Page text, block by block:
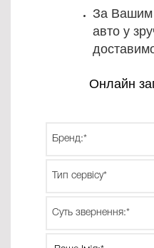
За Вашим
авто у
Онлайн